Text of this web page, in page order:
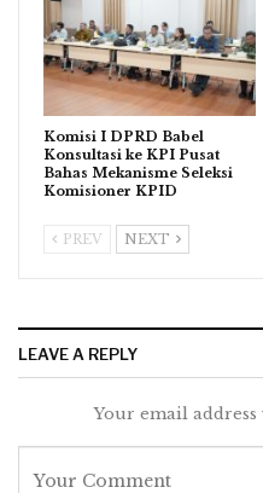
Komisi I DPRD Babel
Konsultasi ke KPI Pusat
Bahas Mekanisme Seleksi
Komisioner KPID
PREV NEXT
LEAVE A REPLY
Your email